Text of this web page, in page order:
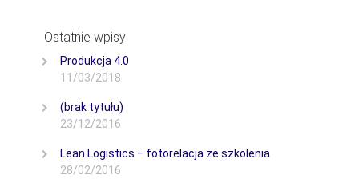
Ostatnie wpisy
Produkcja 4.0
11/03/2018
(brak tytułu)
23/12/2016
Lean Logistics – fotorelacja ze szkolenia
28/02/2016